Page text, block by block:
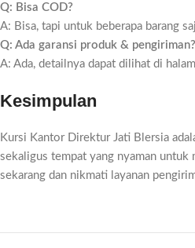
Q: Bisa COD?
A: Bisa, tapi untuk beberapa barang
Q: Ada garansi produk & pengiriman?
A: Ada, detailnya dapat dilihat di
Kesimpulan
Kursi Kantor Direktur Jati Blersia
sekaligus tempat yang nyaman untuk
sekarang dan nikmati layanan